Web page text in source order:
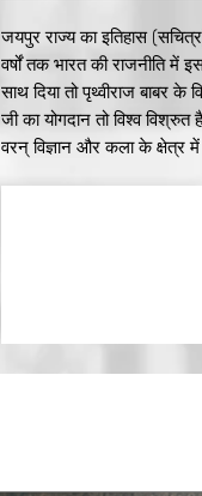
जयपुर राज्य का इतिहास
वर्षों तक भारत की राजनीति
साथ दिया तो पृथ्वीराज बाबर के
जी का योगदान तो विश्व
वरन् विज्ञान और कला के क्षेत्र
व गायक थे, तो म. रामसिंह
पुस्तक लिखी जा सकती है।
नगरों में होती है। यह
भारतीय गणराज्य में इसके
भाषा में प्रस्तुत किया है।